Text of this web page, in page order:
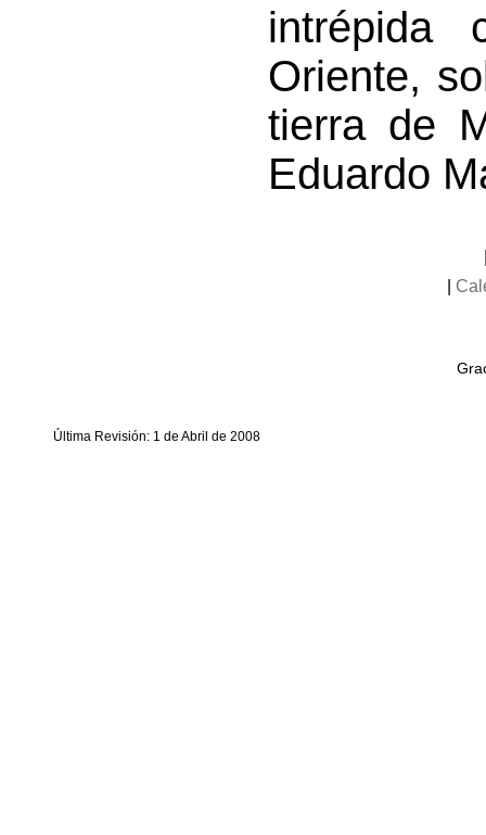
intrépida
Oriente,
tierra de
Eduardo
Última Revisión: 1 de Abril de 2008